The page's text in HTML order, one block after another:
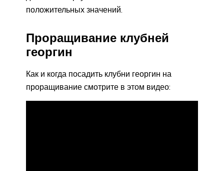
положительных значений.
Проращивание клубней
георгин
Как и когда посадить клубни георгин на
проращивание смотрите в этом видео: